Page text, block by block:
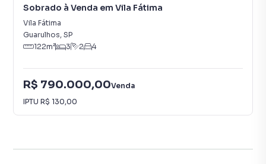
Sobrado à Venda em Vila Fátima
Vila Fátima
Guarulhos, SP
122m² 3 2 4
R$ 790.000,00Venda
IPTU R$ 130,00